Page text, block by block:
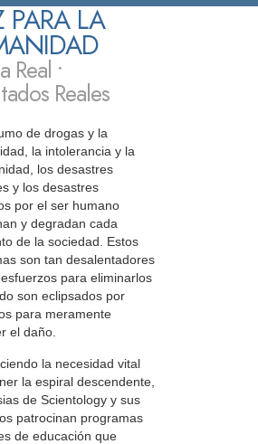
PARA LA
Real •
Reales
de drogas y la
la intolerancia y la
los desastres
y los desastres
por el ser humano
y degradan cada
de la sociedad. Estos
son tan desalentadores
para eliminarlos
son eclipsados por
para meramente
el daño.
la necesidad vital
la espiral descendente,
de Scientology y sus
patrocinan programas
de educación que